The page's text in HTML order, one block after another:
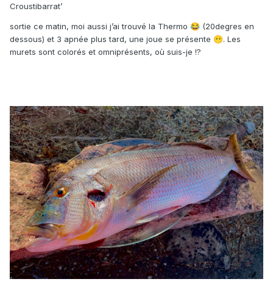
Croustibarrat’
sortie ce matin, moi aussi j’ai trouvé la Thermo 😂 (20degres en
dessous) et 3 apnée plus tard, une joue se présente 😶. Les
murets sont colorés et omniprésents, où suis-je !?